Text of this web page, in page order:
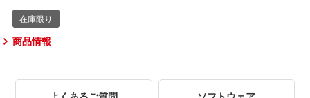
商品情報